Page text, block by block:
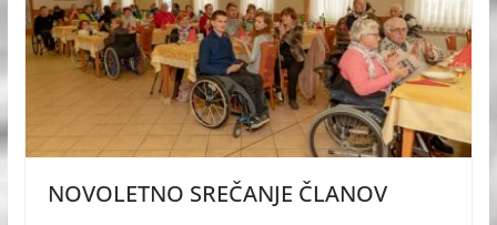
NOVOLETNO SREČANJE ČLANOV